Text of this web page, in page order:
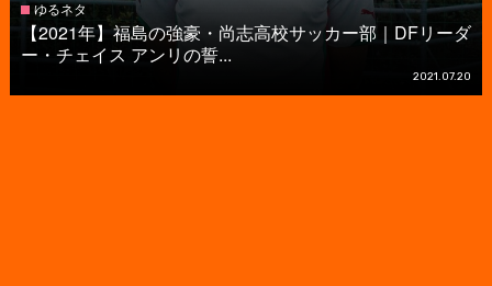
ゆるネタ
【2021年】福島の強豪・尚志高校サッカー部｜DFリーダ
ー・チェイス アンリの誓...
2021.07.20